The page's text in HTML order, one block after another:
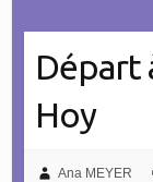
Départ
Hoy
Ana MEYER